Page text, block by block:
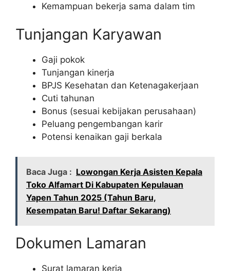
Kemampuan bekerja sama dalam tim
Tunjangan Karyawan
Gaji pokok
Tunjangan kinerja
BPJS Kesehatan dan Ketenagakerjaan
Cuti tahunan
Bonus (sesuai kebijakan perusahaan)
Peluang pengembangan karir
Potensi kenaikan gaji berkala
Baca Juga : Lowongan Kerja Asisten Kepala
Toko Alfamart Di Kabupaten Kepulauan
Yapen Tahun 2025 (Tahun Baru,
Kesempatan Baru! Daftar Sekarang)
Dokumen Lamaran
Surat lamaran kerja